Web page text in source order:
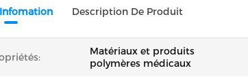
Description De Produit
Matériaux et produits
polymères médicaux